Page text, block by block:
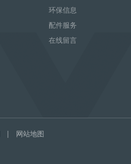
环保信息
配件服务
在线留言
| 网站地图